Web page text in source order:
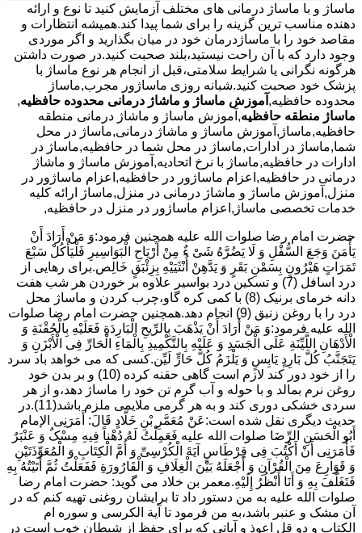
ماساژ و با ماساژ درمانی های مختلف آزمایش کنید تا نوع و ارائه
دهنده مناسب ترین گزینه را برای شما پیدا کند.همیشه انتظارات و
مقاصد خود را با ماساژدرمان خود در میان بگذارید و اگر موردی
وجود دارد که با آن راحت نیستید،بلند صحبت کنید.در صورت داشتن
هرگونه نگرانی یا شرایط سلامتی،قبل از انجام هر نوع ماساژ با
پزشک خود صحبت کنید.شبانه روزی ماساژور مجرب,ماساژ
محدوده حافظیه, آموزش ماساژ و ماشاژ درمانی محدوده حافظیه,
ماساژ منطقه حافظیه,آموزش ماساژ و ماشاژ درمانی منطقه
حافظیه,ماساژ,آموزش ماساژ و ماشاژ درمانی,ماساژ در محل
شما,ماساژ در ادارات,ماساژ در محل شما در حافظیه,ماساژ در
ادارات در حافظیه,ماساژ با نرخ اتحادیه,آموزش ماساژ و ماشاژ
درمانی در حافظیه,اعزام ماساژور در حافظیه,اعزام ماساژور در
منزل,آموزش ماساژ و ماشاژ درمانی در منزل,ماساژ ارائه کلیه
خدمات تخصصی ماساژ,اعزام ماساژور در منزل در حافظیه,
حضرت امام رضا صلوات الله علیه همچنین فرمود:وَ مَنْ أَرَادَ أَنْ
یَأْمَنَ وَجَعَ السُّفْلِ وَ لَا یَضُرَّهُ شَیْ ءٌ مِنْ أَرْیَاحِ الْبَوَاسِیرِ فَلْیَأْکُلْ سَبْعَ
تَمَرَاتٍ هَیْرُونٍ بِسَمْنِ بَقَرٍ وَ یَدَّهِنْ أُنْثَیَیْهِ بِزِئْبَقٍ خَالِص.برای رهایی از
درد اسافل (7) و تسکین درد بواسیر علاوه بر خوردن هر شب هفت
دانه خرمای برنیک (8) با کمی کره گاو،چرب کردن و ماساژ محل
درد را با روغن زنبق (9) انجام دهد.همچنین حضرت امام رضا صلوات
الله علیه فرمود:وَ مَنْ أَرَادَ أَنْ یَذْهَبَ بِالرِّیحِ الْبَارِدَةِ فَعَلَیْهِ بِالْحُقْنَةِ وَ
الْأَدْهَانِ اللَّیِّنَةِ عَلَى الْجَسَدِ وَ عَلَیْهِ بِالتَّکْمِیدِ بِالْمَاءِ الْحَارِّ فِی الْأَبْزَنِ وَ
یَتَجَنَّبُ کُلَّ بَارِدٍ یَابِسٍ وَ یَلْزَمُ کُلَّ حَارٍّ لَیِّن.کسی که می خواهد باد سرد
را از خود دور کند لازم است گاهی حقنه کرده (10) و بر بدن خود
روغن نرم بمالد و با حوله و آب گرم تن خود را ماساژ دهد،و از هر
سردی خشکی دوری کند و به هر گرمی ملایمی ملزم باشد(11).در
حدیث دیگری نقل شده است:عَنْ مُعَمَّرِ بْنِ خَلَّادٍ قَالَ: أَمَرَنِی الإمام
أَبُو الْحَسَنِ الرِّضَا صلوات الله علیه فَعَمِلْتُ لَهُ دُهْناً فِیهِ مِسْکٌ وَ عَنْبَرٌ
فَأَمَرَنِی أَنْ أَکْتُبَ فِی قِرْطَاسٍ آیَةَ الْکُرْسِیِّ وَ أُمَّ الْکِتَابِ وَ الْمُعَوِّذَتَیْنِ
وَ قَوَارِعَ مِنَ الْقُرْآنِ وَ أَجْعَلَهُ بَیْنَ الْغِلَافِ وَ الْقَارُورَةِ فَفَعَلْتُ ثُمَّ أَتَیْتُهُ بِهِ
فَتَغَلَّفَ بِهِ وَ أَنَا أَنْظُرُ إِلَیْهِ.معمر بن خلاد می گوید: حضرت امام رضا
صلوات الله علیه به من دستور داد تا برایشان روغنى تهیه کنم که در
آن مشک و عنبر باشد،به من فرمود تا آیة الکرسى و سوره ام
الکتاب و دو قل اعوذ و آیاتى که براى حفظ از شیطان خوب است در